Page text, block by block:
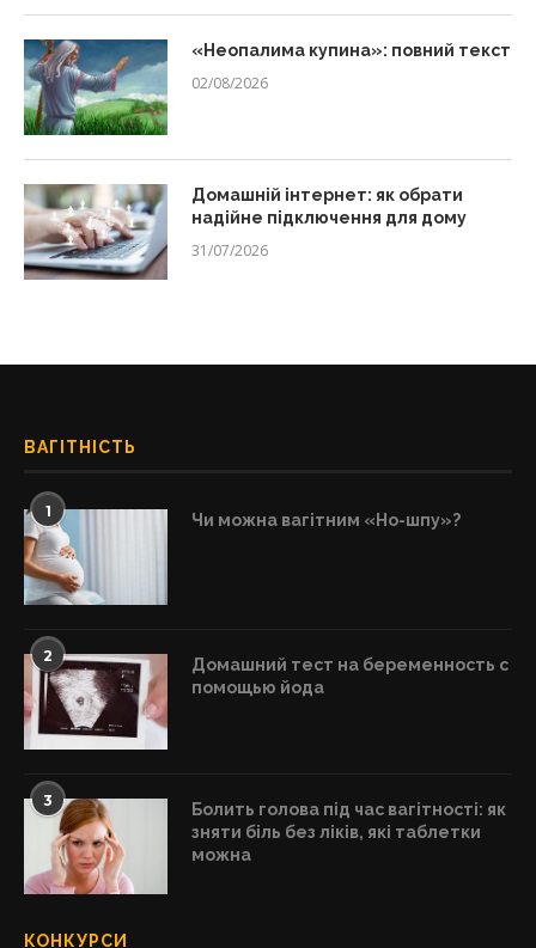
«Неопалима купина»: повний текст
02/08/2026
Домашній інтернет: як обрати
надійне підключення для дому
31/07/2026
ВАГІТНІСТЬ
1 Чи можна вагітним «Но-шпу»?
2
Домашний тест на беременность с
помощью йода
3
Болить голова під час вагітності: як
зняти біль без ліків, які таблетки
можна
КОНКУРСИ